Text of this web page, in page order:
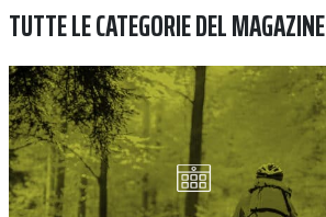
TUTTE LE CATEGORIE DEL MAGAZINE